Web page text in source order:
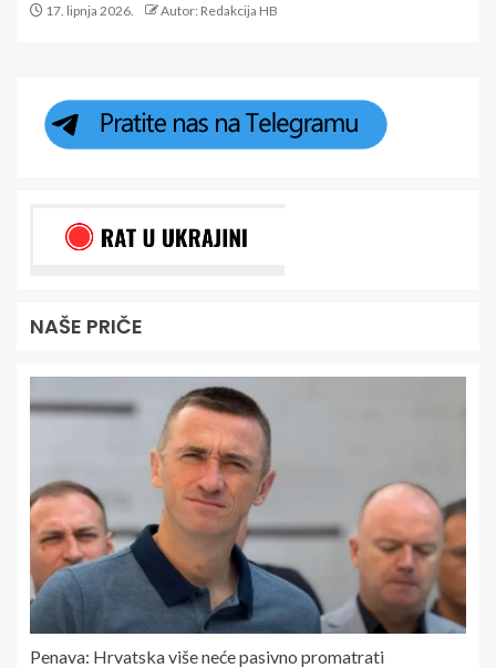
17. lipnja 2026. Autor: Redakcija HB
NAŠE PRIČE
Penava: Hrvatska više neće pasivno promatrati